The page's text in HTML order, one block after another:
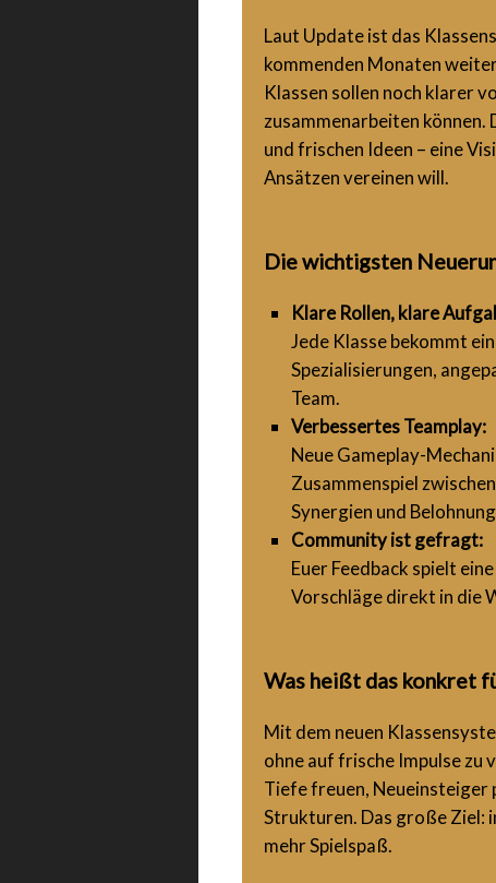
Laut Update ist das
kommenden Monaten
Klassen sollen noch klarer
zusammenarbeiten können.
und frischen Ideen – eine
Ansätzen vereinen will.
Die wichtigsten
Klare Rollen, klare
Jede Klasse bekommt
Spezialisierungen,
Team.
Verbessertes Teamplay:
Neue Gameplay-
Zusammenspiel
Synergien und
Community ist gefragt:
Euer Feedback spielt
Vorschläge direkt in die
Was heißt das konkret
Mit dem neuen
ohne auf frische Impulse zu
Tiefe freuen,
Strukturen. Das große Ziel:
mehr Spielspaß.